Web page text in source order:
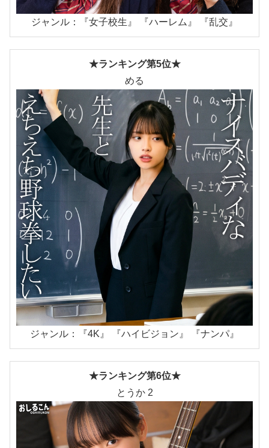
ジャンル：『女子校生』 『ハーレム』 『乱交』
★ランキング第5位★
める
ジャンル：『4K』 『ハイビジョン』 『ナンパ』
★ランキング第6位★
とうか 2